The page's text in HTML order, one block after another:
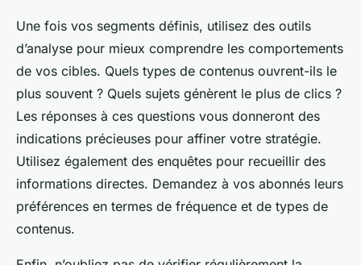
Une fois vos segments définis, utilisez des outils
d’analyse pour mieux comprendre les comportements
de vos cibles. Quels types de contenus ouvrent-ils le
plus souvent ? Quels sujets génèrent le plus de clics ?
Les réponses à ces questions vous donneront des
indications précieuses pour affiner votre stratégie.
Utilisez également des enquêtes pour recueillir des
informations directes. Demandez à vos abonnés leurs
préférences en termes de fréquence et de types de
contenus.